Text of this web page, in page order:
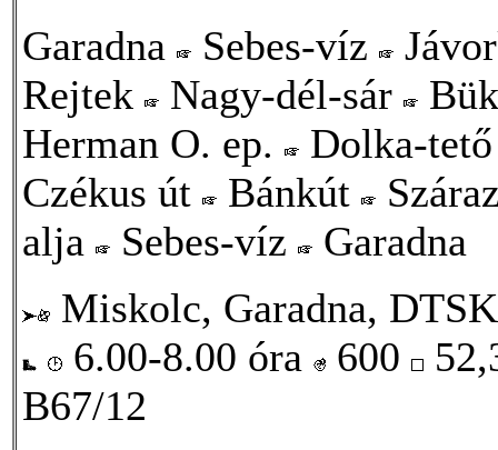
Garadna Sebes-víz
Rejtek
Nagy-dél-sár
Herman O. ep.
Dolka-
Czékus út
Bánkút
alja
Sebes-víz
Garadna
Miskolc, Garadna,
6.00-8.00 óra
600
B67/12